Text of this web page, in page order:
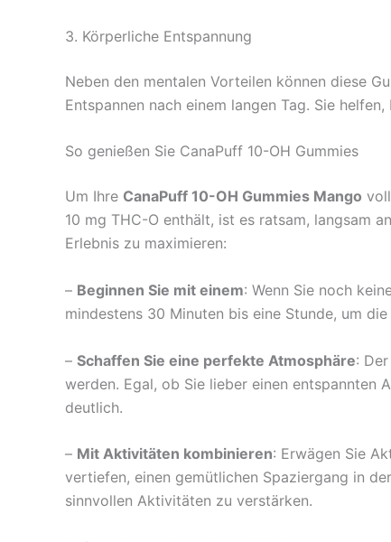
3. Körperliche Entspannung
Neben den mentalen Vorteilen können diese
Entspannen nach einem langen Tag. Sie
So genießen Sie CanaPuff 10-OH Gummies
Um Ihre CanaPuff 10-OH Gummies Mango
10 mg THC-O enthält, ist es ratsam, langsam
Erlebnis zu maximieren:
– Beginnen Sie mit einem: Wenn Sie noch
mindestens 30 Minuten bis eine Stunde, um
– Schaffen Sie eine perfekte Atmosphäre:
werden. Egal, ob Sie lieber einen entspannten
deutlich.
– Mit Aktivitäten kombinieren: Erwägen Sie
vertiefen, einen gemütlichen Spaziergang in
sinnvollen Aktivitäten zu verstärken.